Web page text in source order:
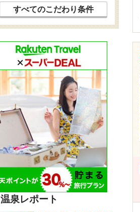
すべてのこだわり条件
温泉レポート